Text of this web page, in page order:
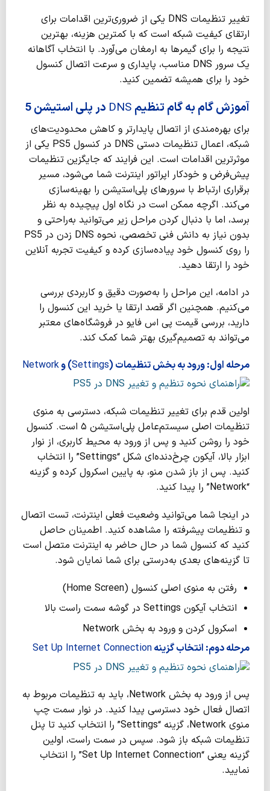
تغییر تنظیمات DNS یکی از ضروری‌ترین اقدامات برای
ارتقای کیفیت شبکه است که با کمترین هزینه، بهترین
نتیجه را برای گیمرها به ارمغان می‌آورد. با انتخاب آگاهانه
یک سرور DNS مناسب، پایداری و سرعت اتصال کنسول
خود را برای همیشه تضمین کنید.
آموزش گام به گام تنظیم DNS در پلی استیشن 5
برای بهره‌مندی از اتصال پایدارتر و کاهش محدودیت‌های
شبکه، اعمال تنظیمات دستی DNS در کنسول PS5 یکی از
موثرترین اقدامات است. این فرایند که جایگزین تنظیمات
پیش‌فرض و خودکار اپراتور اینترنت شما می‌شود، مسیر
برقراری ارتباط با سرورهای پلی‌استیشن را بهینه‌سازی
می‌کند. اگرچه ممکن است در نگاه اول پیچیده به نظر
برسد، اما با دنبال کردن مراحل زیر می‌توانید به‌راحتی و
بدون نیاز به دانش فنی تخصصی، نحوه DNS زدن در PS5
را روی کنسول خود پیاده‌سازی کرده و کیفیت تجربه آنلاین
خود را ارتقا دهید.
در ادامه، این مراحل را به‌صورت دقیق و کاربردی بررسی
می‌کنیم. همچنین اگر قصد ارتقا یا خرید این کنسول را
دارید، بررسی قیمت پی اس فایو در فروشگاه‌های معتبر
می‌تواند به تصمیم‌گیری بهتر شما کمک کند.
مرحله اول: ورود به بخش تنظیمات (Settings) وNetwork
اولین قدم برای تغییر تنظیمات شبکه، دسترسی به منوی
تنظیمات اصلی سیستم‌عامل پلی‌استیشن ۵ است. کنسول
خود را روشن کنید و پس از ورود به محیط کاربری، از نوار
ابزار بالا، آیکون چرخ‌دنده‌ای شکل “Settings” را انتخاب
کنید. پس از باز شدن منو، به پایین اسکرول کرده و گزینه
“Network” را پیدا کنید.
در اینجا شما می‌توانید وضعیت فعلی اینترنت، تست اتصال
و تنظیمات پیشرفته را مشاهده کنید. اطمینان حاصل
کنید که کنسول شما در حال حاضر به اینترنت متصل است
تا گزینه‌های بعدی به‌درستی برای شما نمایان شود.
رفتن به منوی اصلی کنسول (Home Screen)
انتخاب آیکون Settings در گوشه سمت راست بالا
اسکرول کردن و ورود به بخش Network
مرحله دوم: انتخاب گزینهSet Up Internet Connection
پس از ورود به بخش Network، باید به تنظیمات مربوط به
اتصال فعال خود دسترسی پیدا کنید. در نوار سمت چپ
منوی Network، گزینه “Settings” را انتخاب کنید تا پنل
تنظیمات شبکه باز شود. سپس در سمت راست، اولین
گزینه یعنی “Set Up Internet Connection” را انتخاب
نمایید.